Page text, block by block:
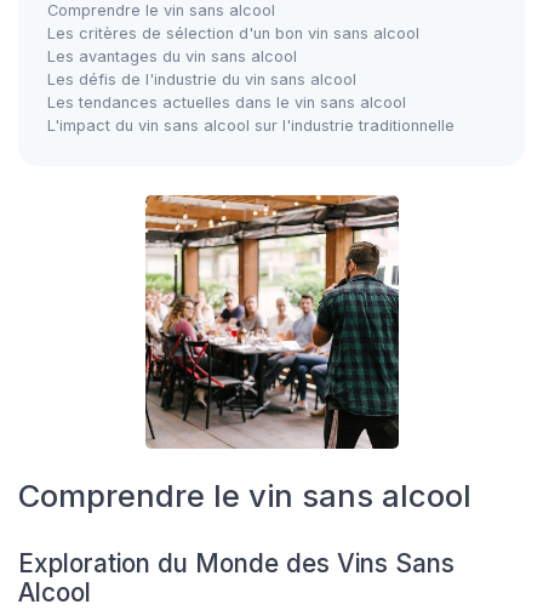
Comprendre le vin sans alcool
Les critères de sélection d'un bon vin sans alcool
Les avantages du vin sans alcool
Les défis de l'industrie du vin sans alcool
Les tendances actuelles dans le vin sans alcool
L'impact du vin sans alcool sur l'industrie traditionnelle
Comprendre le vin sans alcool
Exploration du Monde des Vins Sans
Alcool